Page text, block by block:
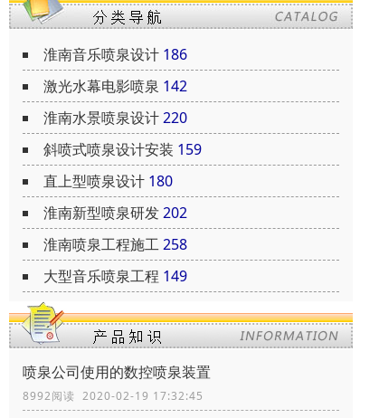
淮南音乐喷泉设计 186
激光水幕电影喷泉 142
淮南水景喷泉设计220
斜喷式喷泉设计安装 159
直上型喷泉设计 180
淮南新型喷泉研发202
淮南喷泉工程施工258
大型音乐喷泉工程 149
喷泉公司使用的数控喷泉装置
8992阅读 2020-02-19 17:32:45